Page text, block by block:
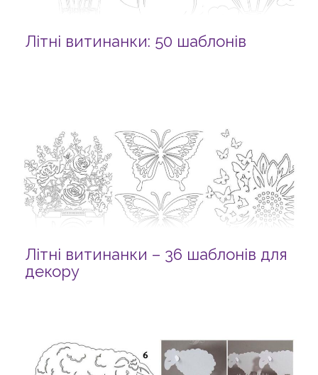
Літні витинанки: 50 шаблонів
Літні витинанки – 36 шаблонів для
декору